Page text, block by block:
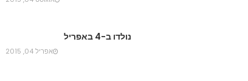
נולדו ב-4 באפריל
אפריל 04, 2015